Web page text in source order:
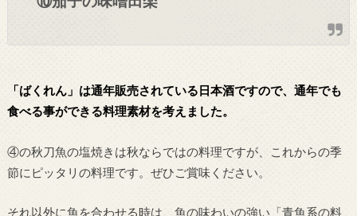
「ばくれん」は通年販売されている日本酒ですので、通年でも
食べる事ができる料理素材を考えました。
④の秋刀魚の塩焼きは秋ならではの料理ですが、これからの季
節にピッタリの料理です。ぜひご賞味ください。
それ以外に魚を合わせる時は、魚の味わいの強い「青魚系の料